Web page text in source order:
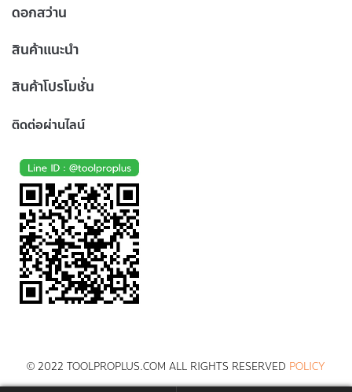
ดอกสว่าน
สินค้าแนะนำ
สินค้าโปรโมชั่น
ติดต่อผ่านไลน์
© 2022 TOOLPROPLUS.COM ALL RIGHTS RESERVED POLICY